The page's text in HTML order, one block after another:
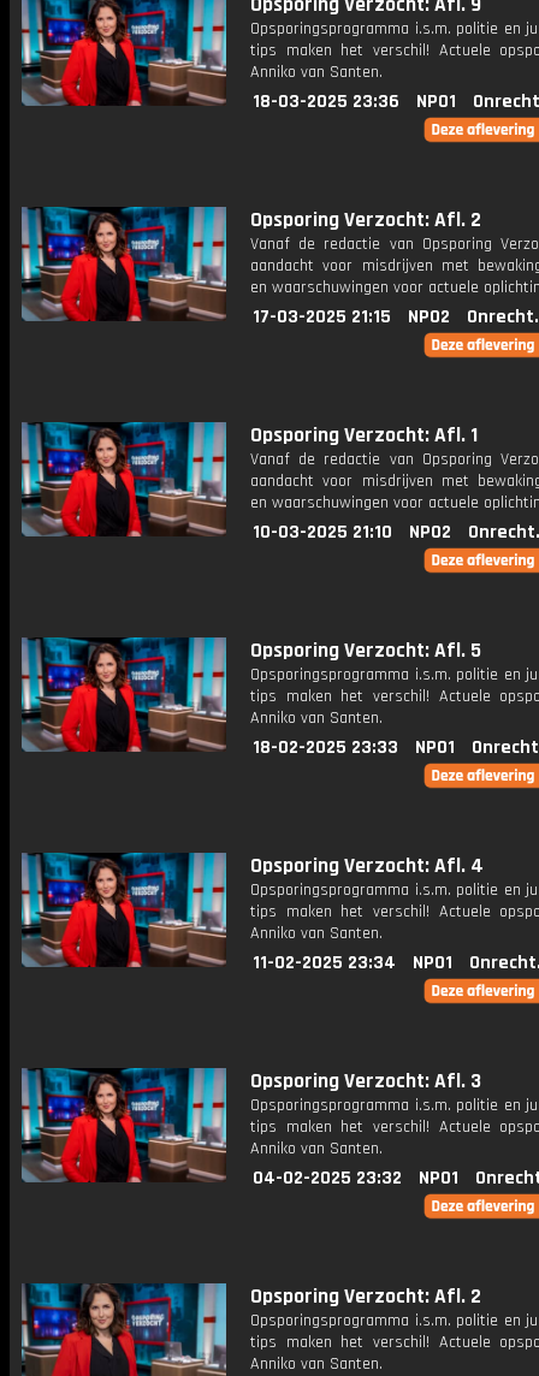
Opsporingsprogramma i.s.m. politie en
tips maken het verschil! Actuele
Anniko van Santen.
18-03-2025 23:36 NPO1
Opsporing Verzocht: Afl. 2
Vanaf de redactie van Opsporing
aandacht voor misdrijven met
en waarschuwingen voor actuele
17-03-2025 21:15 NPO2
Opsporing Verzocht: Afl. 1
Vanaf de redactie van Opsporing
aandacht voor misdrijven met
en waarschuwingen voor actuele
10-03-2025 21:10 NPO2
Opsporing Verzocht: Afl. 5
Opsporingsprogramma i.s.m. politie en
tips maken het verschil! Actuele
Anniko van Santen.
18-02-2025 23:33 NPO1
Opsporing Verzocht: Afl. 4
Opsporingsprogramma i.s.m. politie en
tips maken het verschil! Actuele
Anniko van Santen.
11-02-2025 23:34 NPO1
Opsporing Verzocht: Afl. 3
Opsporingsprogramma i.s.m. politie en
tips maken het verschil! Actuele
Anniko van Santen.
04-02-2025 23:32 NPO1
Opsporing Verzocht: Afl. 2
Opsporingsprogramma i.s.m. politie en
tips maken het verschil! Actuele
Anniko van Santen.